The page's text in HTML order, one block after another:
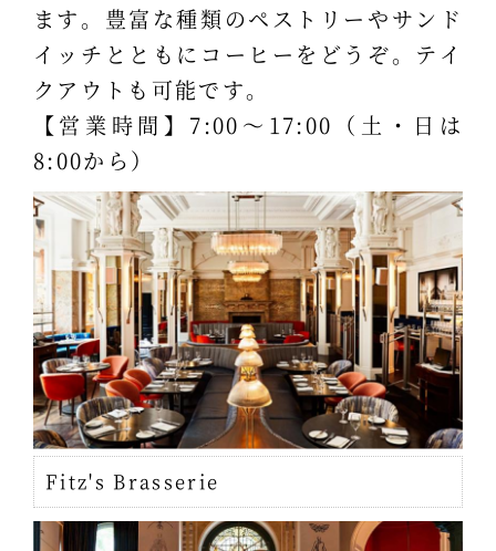
ます。豊富な種類のペストリーやサンド
イッチとともにコーヒーをどうぞ。テイ
クアウトも可能です。
【営業時間】7:00～17:00（土・日は
8:00から）
Fitz's Brasserie